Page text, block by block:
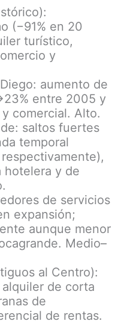
(−91% en 20
turístico,
y
aumento de
entre 2005 y
comercial. Alto.
saltos fuertes
temporal
hotelera y de
de servicios
expansión;
aunque menor
Medio–
al Centro):
de corta
de
de rentas.